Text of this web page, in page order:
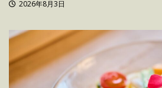
2026年8月3日